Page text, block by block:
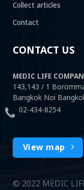
Collect articles
Contact
CONTACT US
MEDIC LIFE
143,143 / 1
Bangkok Noi
02-434-8254
View map
© 2022 MEDIC